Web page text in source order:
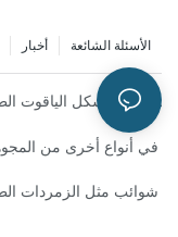
الأسئلة الشائعة أخبار
علم
عن شكل الياقوت
هلفي أنواع أخرى من
ما هي أنماط
شوائب مثل الزمردات